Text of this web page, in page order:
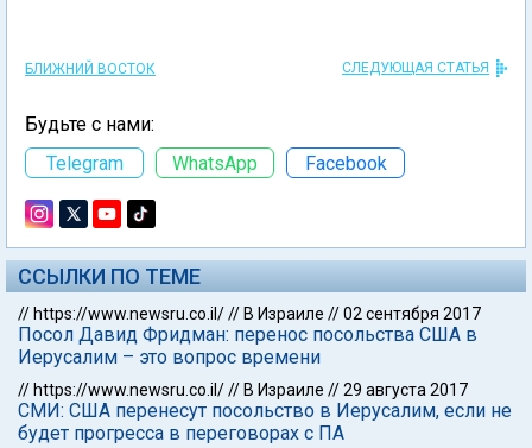
БЛИЖНИЙ ВОСТОК СЛЕДУЮЩАЯ СТАТЬЯ
Будьте с нами:
Telegram
WhatsApp Facebook
ССЫЛКИ ПО ТЕМЕ
// https://www.newsru.co.il/// В Израиле //02 сентября 2017
Посол Давид Фридман: перенос посольства США в
Иерусалим – это вопрос времени
// https://www.newsru.co.il/// В Израиле //29 августа 2017
СМИ: США перенесут посольство в Иерусалим, если не
будет прогресса в переговорах с ПА